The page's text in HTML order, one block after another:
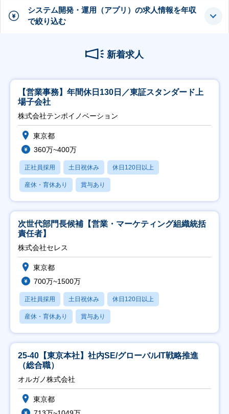
システム開発・運用（アプリ）の求人情報を年収
で絞り込む
新着求人
【営業事務】年間休日130日／東証スタンダード上
場子会社
株式会社テンポイノベーション
東京都
360万~400万
正社員採用 土日祝休み 休日120日以上
産休・育休あり 賞与あり
次世代部門長候補【営業・マーケティング組織統括
責任者】
株式会社セレス
東京都
700万~1500万
正社員採用 土日祝休み 休日120日以上
産休・育休あり 賞与あり
25-40【東京本社】社内SE/グローバルIT戦略推進
（総合職）
オルガノ株式会社
東京都